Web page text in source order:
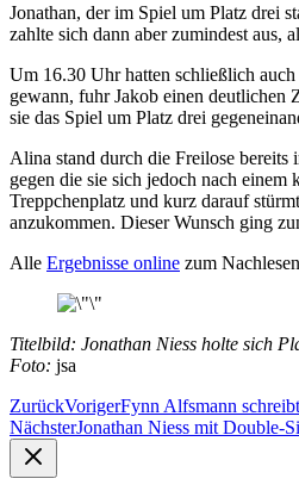
Jonathan, der im Spiel um Platz drei
zahlte sich dann aber zumindest aus,
Um 16.30 Uhr hatten schließlich
gewann, fuhr Jakob einen deutlichen
sie das Spiel um Platz drei
Alina stand durch die Freilose bereits
gegen die sie sich jedoch nach
Treppchenplatz und kurz darauf
anzukommen. Dieser Wunsch ging
Alle Ergebnisse online zum
Titelbild: Jonathan Niess holte sich
Foto: jsa
ZurückVorigerFynn Alfsmann
NächsterJonathan Niess mit Double-